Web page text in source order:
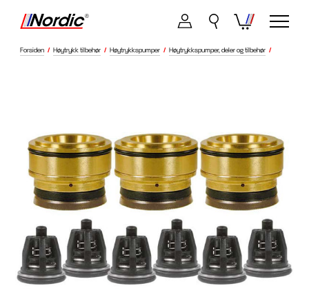
Forsiden / Høytrykk tilbehør / Høytrykkspumper / Høytrykkspumper, deler og tilbehør /